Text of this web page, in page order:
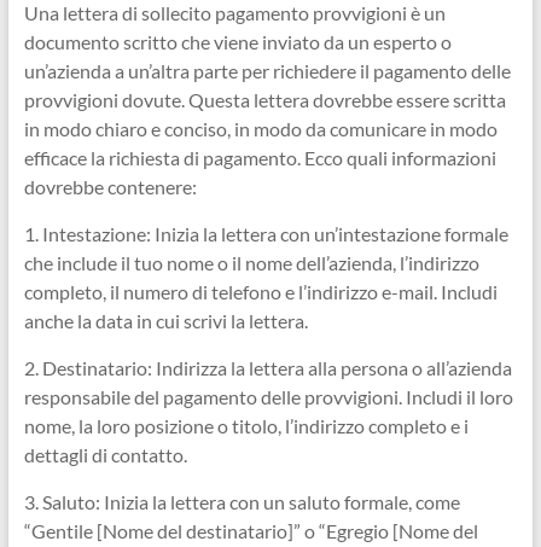
Una lettera di sollecito pagamento provvigioni è un
documento scritto che viene inviato da un esperto o
un’azienda a un’altra parte per richiedere il pagamento delle
provvigioni dovute. Questa lettera dovrebbe essere scritta
in modo chiaro e conciso, in modo da comunicare in modo
efficace la richiesta di pagamento. Ecco quali informazioni
dovrebbe contenere:
1. Intestazione: Inizia la lettera con un’intestazione formale
che include il tuo nome o il nome dell’azienda, l’indirizzo
completo, il numero di telefono e l’indirizzo e-mail. Includi
anche la data in cui scrivi la lettera.
2. Destinatario: Indirizza la lettera alla persona o all’azienda
responsabile del pagamento delle provvigioni. Includi il loro
nome, la loro posizione o titolo, l’indirizzo completo e i
dettagli di contatto.
3. Saluto: Inizia la lettera con un saluto formale, come
“Gentile [Nome del destinatario]” o “Egregio [Nome del